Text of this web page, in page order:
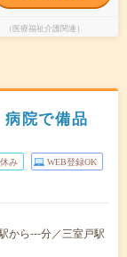
医療福祉介護関連）
病院で備品
み WEB登録OK
から---分／三室戸駅